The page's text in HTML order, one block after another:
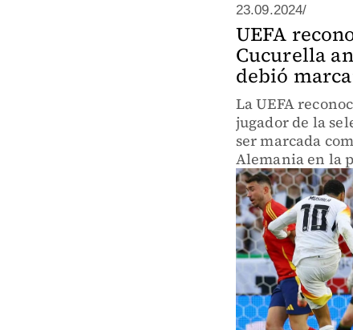
23.09.2024/
UEFA
Cucurella
debió
La UEFA
jugador de la
ser marcada
Alemania en la
Eurocopa.